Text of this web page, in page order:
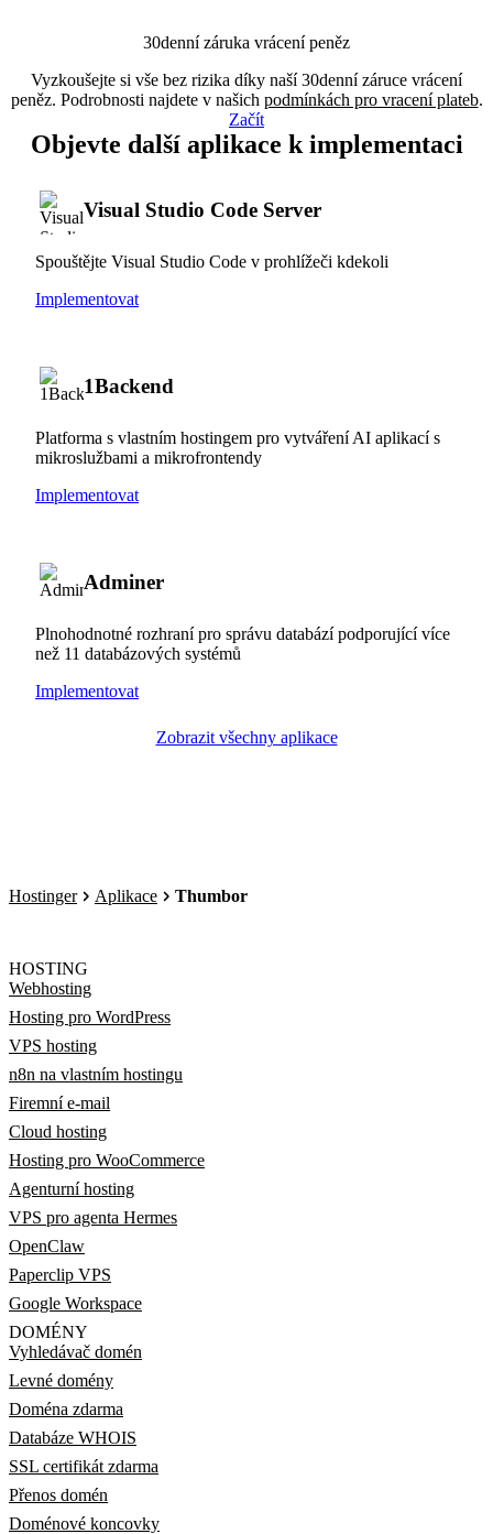
30denní záruka vrácení peněz
Vyzkoušejte si vše bez rizika díky naší 30denní záruce vrácení
peněz. Podrobnosti najdete v našich podmínkách pro vracení plateb.
Začít
Objevte další aplikace k implementaci
Visual Studio Code Server
Spouštějte Visual Studio Code v prohlížeči kdekoli
Implementovat
1Backend
Platforma s vlastním hostingem pro vytváření AI aplikací s
mikroslužbami a mikrofrontendy
Implementovat
Adminer
Plnohodnotné rozhraní pro správu databází podporující více
než 11 databázových systémů
Implementovat
Zobrazit všechny aplikace
Hostinger Aplikace Thumbor
HOSTING
Webhosting
Hosting pro WordPress
VPS hosting
n8n na vlastním hostingu
Firemní e-mail
Cloud hosting
Hosting pro WooCommerce
Agenturní hosting
VPS pro agenta Hermes
OpenClaw
Paperclip VPS
Google Workspace
DOMÉNY
Vyhledávač domén
Levné domény
Doména zdarma
Databáze WHOIS
SSL certifikát zdarma
Přenos domén
Doménové koncovky